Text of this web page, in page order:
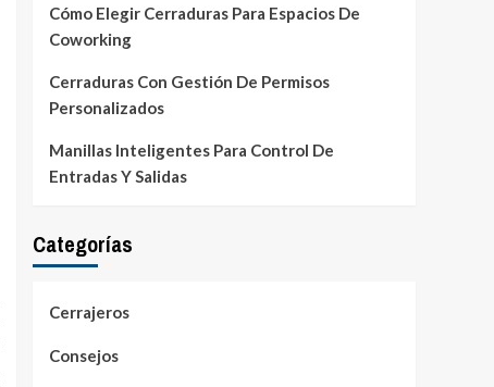
Cómo Elegir Cerraduras Para Espacios De
Coworking
Cerraduras Con Gestión De Permisos
Personalizados
Manillas Inteligentes Para Control De
Entradas Y Salidas
Categorías
Cerrajeros
Consejos